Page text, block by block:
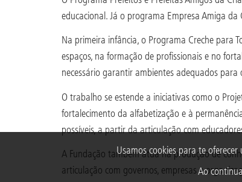
Usamos cookies para te
Ao
educacional. Já o programa Empresa Amiga
Na primeira infância, o Programa Creche para
espaços, na formação de profissionais e no
necessário garantir ambientes adequados para
O trabalho se estende a iniciativas como o
fortalecimento da alfabetização e à
possíveis, a partir da articulação com
A Fundação também atua na produção de
articulação com governos, empresas e